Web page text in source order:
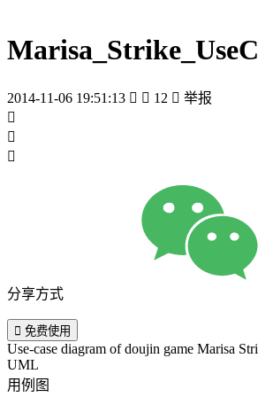
2014-11-06 19:51:13   12  举报



分享方式
 免费使用
Use-case diagram of doujin game Marisa
UML
用例图